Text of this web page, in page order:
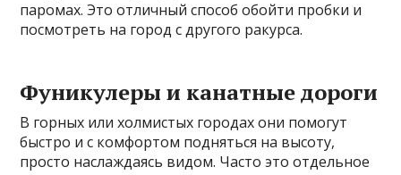
паромах. Это отличный способ обойти пробки и
посмотреть на город с другого ракурса.
Фуникулеры и канатные дороги
В горных или холмистых городах они помогут
быстро и с комфортом подняться на высоту,
просто наслаждаясь видом. Часто это отдельное